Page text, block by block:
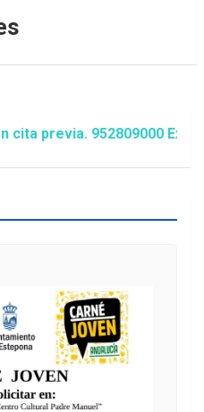
previa. 952809000